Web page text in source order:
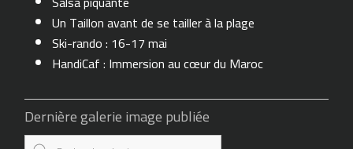
Un Taillon avant de se tailler à la plage
Ski-rando : 16-17 mai
HandiCaf : Immersion au cœur du Maroc
Dernière galerie image publiée